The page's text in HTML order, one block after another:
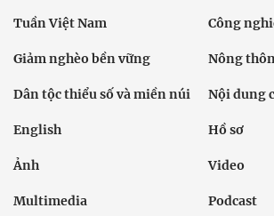
Tuần Việt Nam Công
Giảm nghèo bền vững Nông
Dân tộc thiểu số và miền núi Nội dung
English Hồ sơ
Ảnh Video
Multimedia Podcast